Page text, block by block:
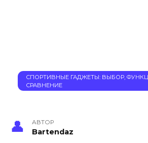
СПОРТИВНЫЕ ГАДЖЕТЫ: ВЫБОР,
СРАВНЕНИЕ
АВТОР
Bartendaz